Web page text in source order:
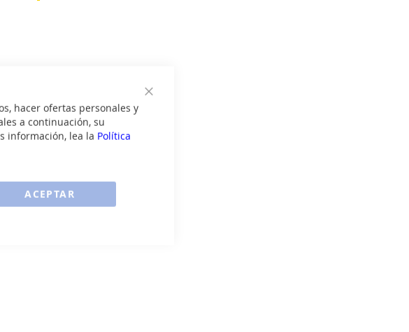
hacer ofertas personales y
a continuación, su
información, lea la Política
ACEPTAR